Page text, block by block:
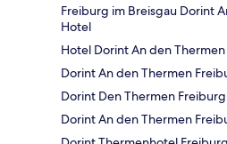
Freiburg im Breisgau Dorint
Hotel
Hotel Dorint An den
Dorint An den Thermen
Dorint Den Thermen Freiburg
Dorint An den Thermen